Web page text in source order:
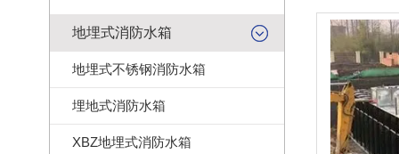
地埋式消防水箱
地埋式不锈钢消防水箱
埋地式消防水箱
XBZ地埋式消防水箱